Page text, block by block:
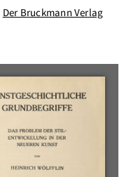
Der Bruckmann Verlag